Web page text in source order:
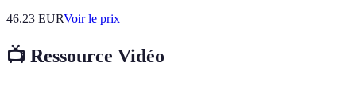
46.23 EURVoir le prix
📺 Ressource Vidéo